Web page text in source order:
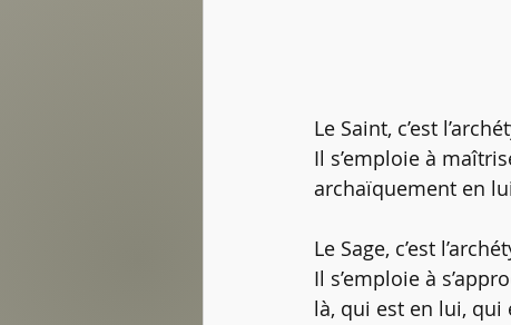
Le Saint, c’est
Il s’emploie à
archaïquement en
Le Sage, c’est
Il s’emploie à
là, qui est en lui, qui